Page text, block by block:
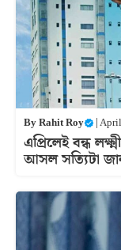
ByRahit Roy |
এপ্রিলেই বন্ধ
আসল সত্যিটা